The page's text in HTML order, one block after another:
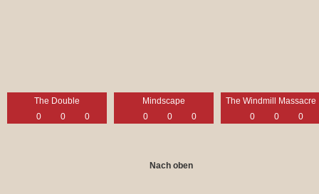
The Double
0
0 0
Mindscape
0
0 0
The Windmill Massacre
0
0 0
Nach oben